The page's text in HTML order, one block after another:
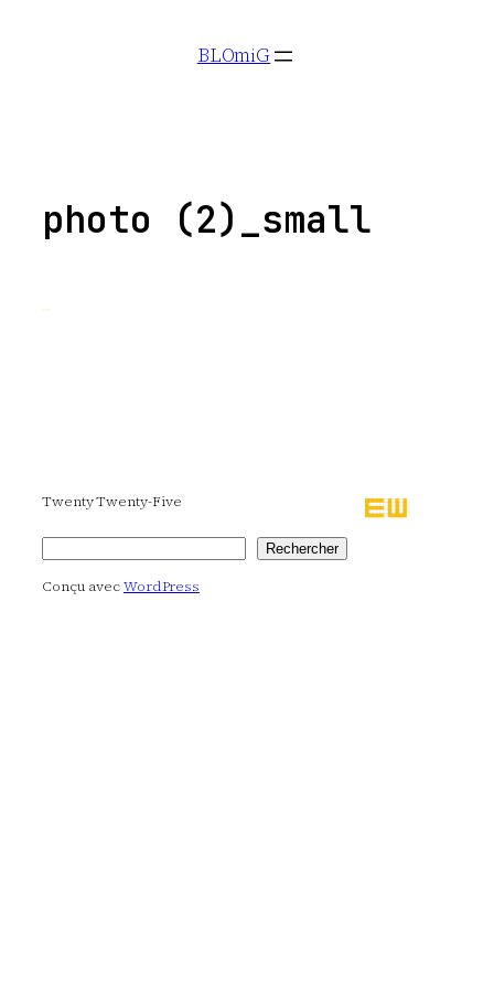
BLOmiG
photo (2)_small
Twenty Twenty-Five
Rechercher Rechercher
Conçu avecWordPress